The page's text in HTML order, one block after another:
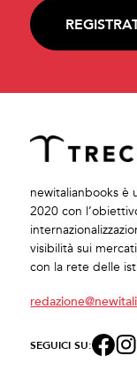
newitalianbooks è
2020 con
visibilità sui
con la rete delle
SEGUICI SU: